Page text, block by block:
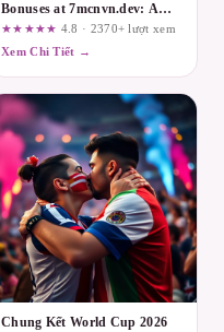
Bonuses at 7mcnvn.dev: A
Detailed Terms-and-
Conditions Breakdown
★★★★★ 4.8 · 2370+ lượt xem
Xem Chi Tiết →
Chung Kết World Cup 2026